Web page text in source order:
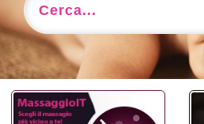
Cerca...